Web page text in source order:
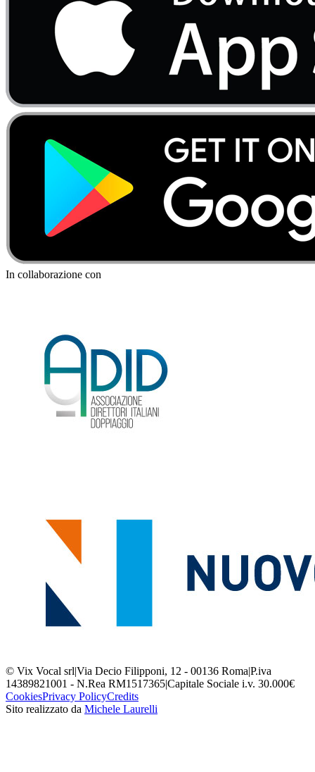
In collaborazione con
© Vix Vocal srlVia Decio Filipponi, 12 - 00136 RomaP.iva
14389821001 - N.Rea RM1517365Capitale Sociale i.v. 30.000€
CookiesPrivacy PolicyCredits
Sito realizzato da Michele Laurelli